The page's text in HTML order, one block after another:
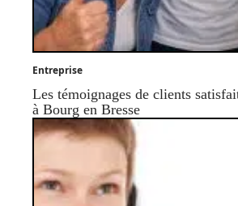
Entreprise
Les témoignages de clients
à Bourg en Bresse